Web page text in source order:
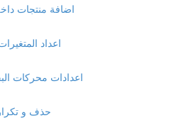
4 اضافة منتجات داخل
5 اعداد
6 اعدادات محركات
7 حذف و تكرار